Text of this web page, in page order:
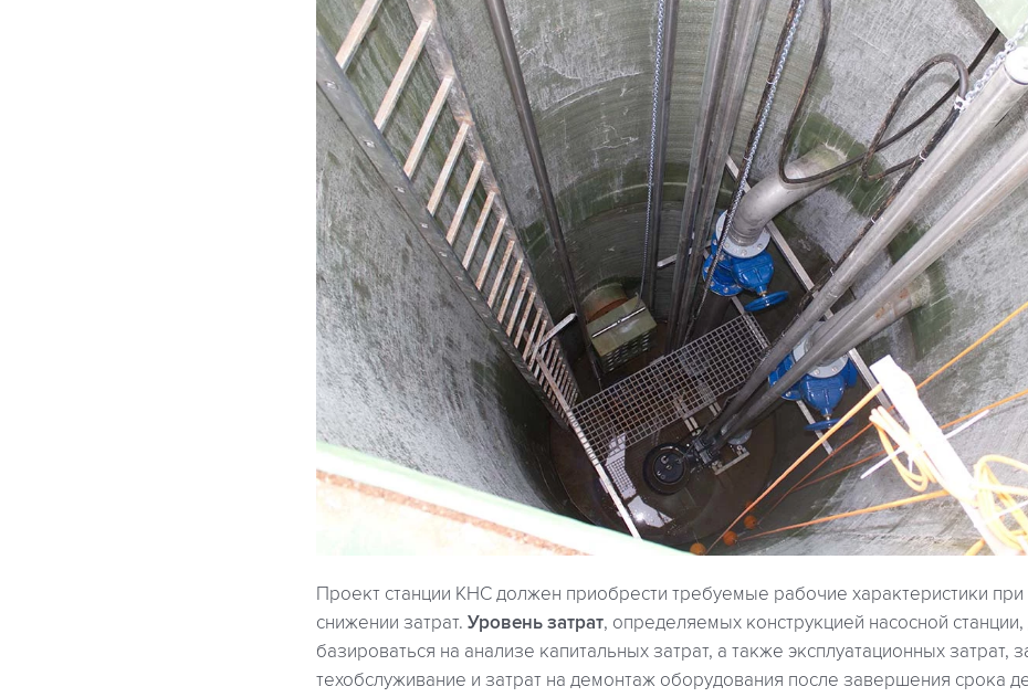
Проект станции КНС должен приобрести требуемые рабочие характеристики
снижении затрат. Уровень затрат, определяемых конструкцией насосной
базироваться на анализе капитальных затрат, а также эксплуатационных затрат,
техобслуживание и затрат на демонтаж оборудования после завершения срока